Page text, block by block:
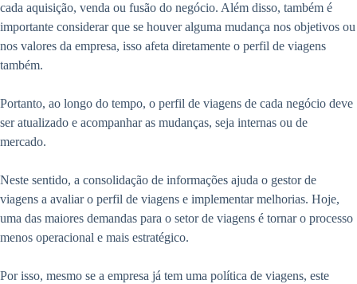
cada aquisição, venda ou fusão do negócio. Além disso, também é
importante considerar que se houver alguma mudança nos objetivos ou
nos valores da empresa, isso afeta diretamente o perfil de viagens
também.
Portanto, ao longo do tempo, o perfil de viagens de cada negócio deve
ser atualizado e acompanhar as mudanças, seja internas ou de
mercado.
Neste sentido, a consolidação de informações ajuda o gestor de
viagens a avaliar o perfil de viagens e implementar melhorias. Hoje,
uma das maiores demandas para o setor de viagens é tornar o processo
menos operacional e mais estratégico.
Por isso, mesmo se a empresa já tem uma política de viagens, este